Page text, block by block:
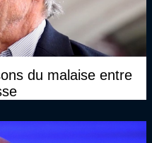
du malaise entre